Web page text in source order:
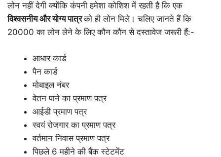
लोन नहीं देगी क्योंकि कंपनी हमेशा कोशिश में रहती है कि एक
विश्वसनीय और योग्य पात्रको ही लोन मिले। चलिए जानते हैं कि
20000 का लोन लेने के लिए कौन कौन से दस्तावेज जरूरी हैं:-
आधार कार्ड
पैन कार्ड
मोबाइल नंबर
वेतन पाने का प्रमाण पत्र
आईडी प्रमाण पत्र
स्वयं रोजगार का प्रमाण पत्र
वर्तमान निवास प्रमाण पत्र
पिछले 6 महीने की बैंक स्टेटमेंट